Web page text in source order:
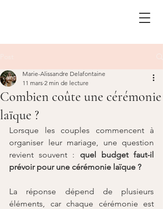
Combien coûte une cérémonie
laïque ?
Marie-Alissandre Delafontaine
11 mars 2 min de lecture
Lorsque les couples commencent à
organiser leur mariage, une question
revient souvent : quel budget faut-il
prévoir pour une cérémonie laïque ?
La réponse dépend de plusieurs
éléments, car chaque cérémonie est